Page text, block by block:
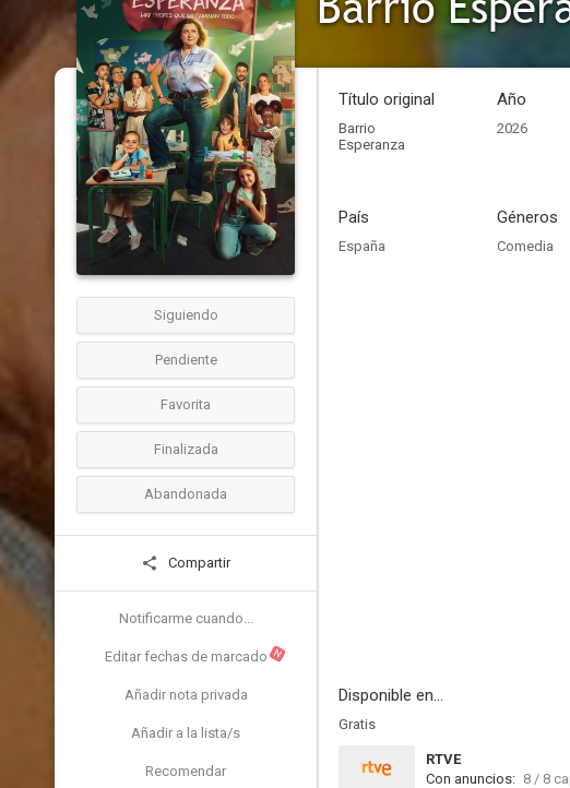
Siguiendo
Pendiente
Favorita
Finalizada
Abandonada
Compartir
Notificarme cuando...
Editar fechas de marcado N
Añadir nota privada
Añadir a la lista/s
Recomendar
Título original
Barrio
Esperanza
Año
2026
País
España
Géneros
Comedia
Disponible en...
Gratis
RTVE
Con anuncios: 8 / 8